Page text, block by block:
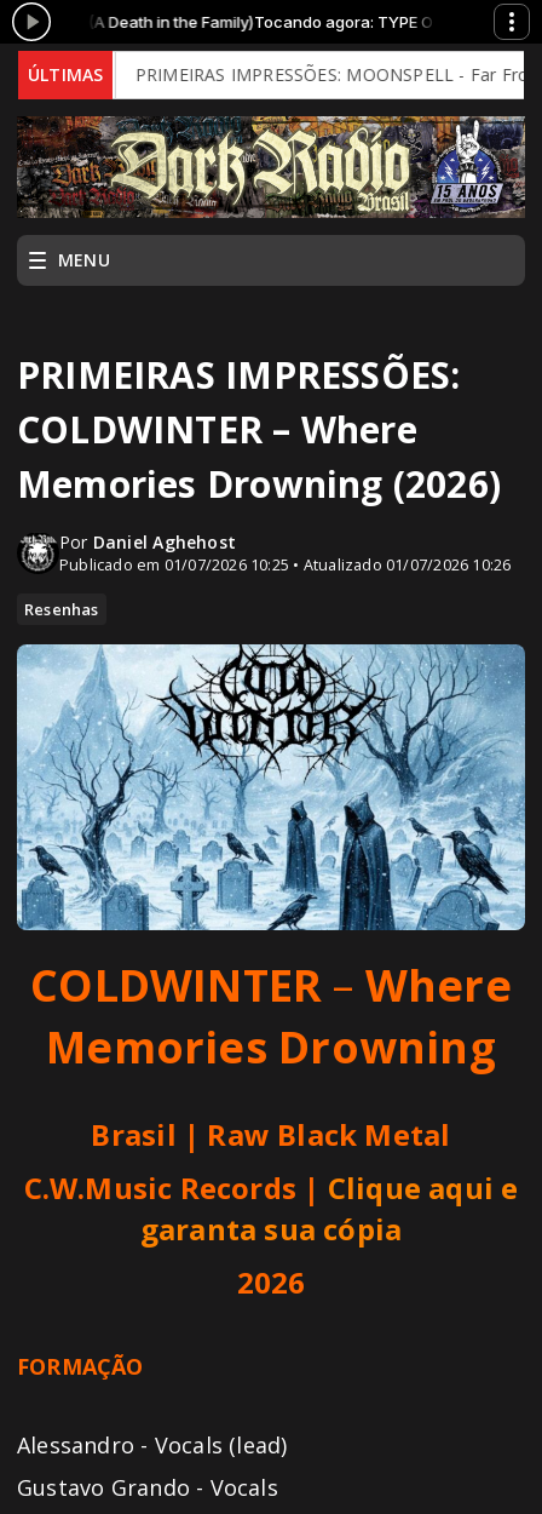
(A Death in the Family)Tocando agora: TYPE O NEGATIVE - Bloody
ÚLTIMAS
PRIMEIRAS IMPRESSÕES: MOONSPELL - Far From God
MENU
PRIMEIRAS IMPRESSÕES:
COLDWINTER – Where
Memories Drowning (2026)
Por Daniel Aghehost
Publicado em 01/07/2026 10:25 • Atualizado 01/07/2026 10:26
Resenhas
COLDWINTER – Where
Memories Drowning
Brasil | Raw Black Metal
C.W.Music Records | Clique aqui e
garanta sua cópia
2026
FORMAÇÃO
Alessandro - Vocals (lead)
Gustavo Grando - Vocals